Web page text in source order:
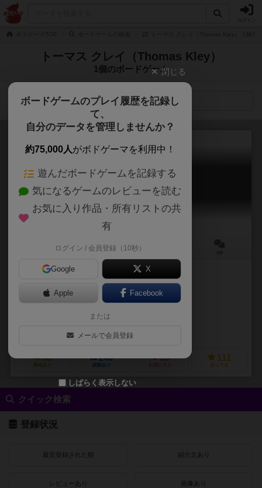
トーマス クレイ（Thomas Kley）
1個のボードゲーム
検索メニュー
十二星座ゲーム
Sternenhimmel
30分前後
作品説明文の編集者を募集中
トム・シェープス（Tom Schoeps）
トーマス・クレイ（Thomas Kley）
ゴルトジーバー シュピーレ（Goldsieber Spiele）
95
興味あり
240
経験あり
39 111
持ってる
クイック検索
登録状況
最近登録された順 紹介文あり
レビューあり 画像あり
閉じる
ボードゲームのプレイ履歴を記録し
て、
自分のデータを管理しませんか？
約75,000人がボドゲーマを利用中！
遊んだボードゲームを記録する
気になるゲームのレビューを読む
お気に入り作品・所有リストの共
有
ログイン / 会員登録（10秒）
Google X
Apple Facebook
または
メールで会員登録
しばらく表示しない